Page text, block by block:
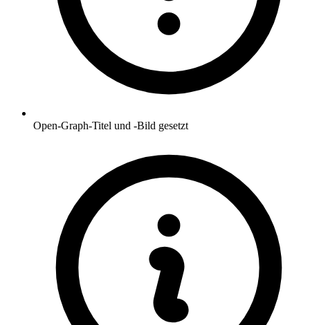
Open-Graph-Titel und -Bild gesetzt